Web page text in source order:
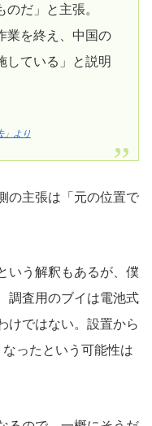
のだ」と主張。
業を終え、中国の
している」と説明
」より
の主張は「元の位置で
いう解釈もあるが、僕
調査用のブイは電池式
けではない。設置から
ったという可能性は